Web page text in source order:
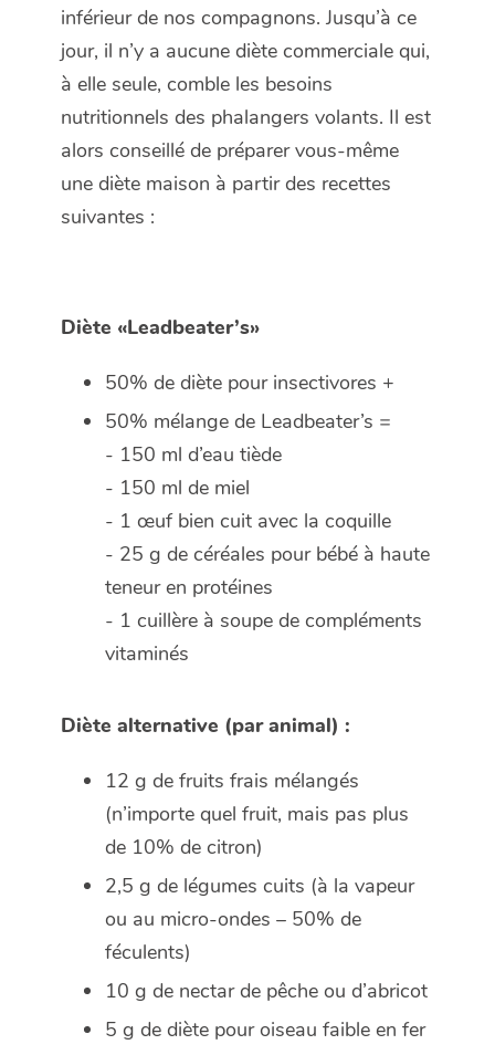
inférieur de nos compagnons. Jusqu’à ce
jour, il n’y a aucune diète commerciale qui,
à elle seule, comble les besoins
nutritionnels des phalangers volants. Il est
alors conseillé de préparer vous-même
une diète maison à partir des recettes
suivantes :
Diète «Leadbeater’s»
50% de diète pour insectivores +
50% mélange de Leadbeater’s =
- 150 ml d’eau tiède
- 150 ml de miel
- 1 œuf bien cuit avec la coquille
- 25 g de céréales pour bébé à haute
teneur en protéines
- 1 cuillère à soupe de compléments
vitaminés
Diète alternative (par animal) :
12 g de fruits frais mélangés
(n’importe quel fruit, mais pas plus
de 10% de citron)
2,5 g de légumes cuits (à la vapeur
ou au micro-ondes – 50% de
féculents)
10 g de nectar de pêche ou d’abricot
5 g de diète pour oiseau faible en fer